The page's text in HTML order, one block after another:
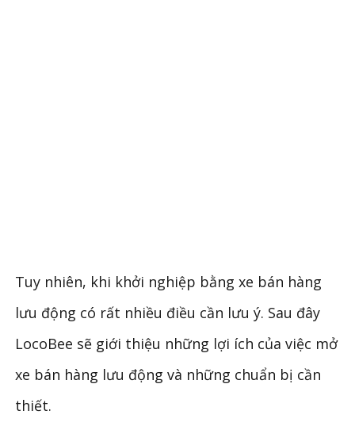
Tuy nhiên, khi khởi nghiệp bằng xe bán hàng
lưu động có rất nhiều điều cần lưu ý. Sau đây
LocoBee sẽ giới thiệu những lợi ích của việc mở
xe bán hàng lưu động và những chuẩn bị cần
thiết.